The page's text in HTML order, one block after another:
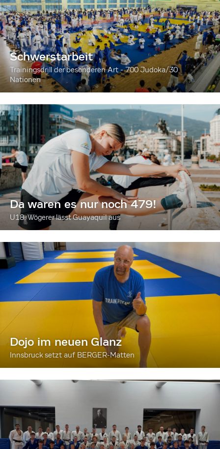
Schwerstarbeit
Trainingsdrill der besonderen Art - 700 Judoka/30
Nationen
Da waren es nur noch 479!
U18: Wögerer lässt Guayaquil aus
Dojo im neuen Glanz
Innsbruck setzt auf BERGER-Matten